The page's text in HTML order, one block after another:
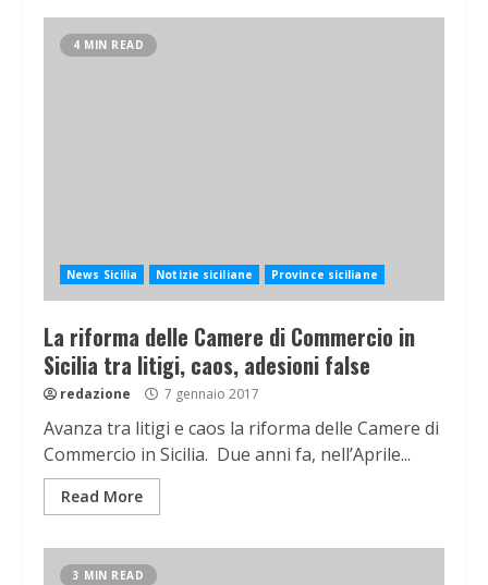
4 MIN READ
News Sicilia Notizie siciliane Province siciliane
La riforma delle Camere di Commercio in
Sicilia tra litigi, caos, adesioni false
redazione 7 gennaio 2017
Avanza tra litigi e caos la riforma delle Camere di
Commercio in Sicilia. Due anni fa, nell’Aprile...
Read More
3 MIN READ